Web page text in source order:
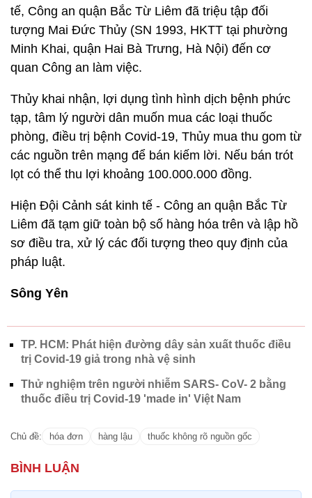
tế, Công an quận Bắc Từ Liêm đã triệu tập đối
tượng Mai Đức Thủy (SN 1993, HKTT tại phường
Minh Khai, quận Hai Bà Trưng, Hà Nội) đến cơ
quan Công an làm việc.
Thủy khai nhận, lợi dụng tình hình dịch bệnh phức
tạp, tâm lý người dân muốn mua các loại thuốc
phòng, điều trị bệnh Covid-19, Thủy mua thu gom từ
các nguồn trên mạng để bán kiếm lời. Nếu bán trót
lọt có thể thu lợi khoảng 100.000.000 đồng.
Hiện Đội Cảnh sát kinh tế - Công an quận Bắc Từ
Liêm đã tạm giữ toàn bộ số hàng hóa trên và lập hồ
sơ điều tra, xử lý các đối tượng theo quy định của
pháp luật.
Sông Yên
TP. HCM: Phát hiện đường dây sản xuất thuốc điều
trị Covid-19 giả trong nhà vệ sinh
Thử nghiệm trên người nhiễm SARS- CoV- 2 bằng
thuốc điều trị Covid-19 'made in' Việt Nam
Chủ đề: hóa đơn hàng lậu thuốc không rõ nguồn gốc